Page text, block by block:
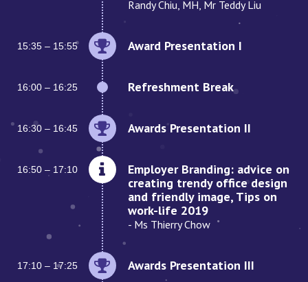
Randy Chiu, MH, Mr Teddy Liu
15:35 – 15:55 Award Presentation I
16:00 – 16:25 Refreshment Break
16:30 – 16:45 Awards Presentation II
16:50 – 17:10
Employer Branding: advice on
creating trendy office design
and friendly image, Tips on
work-life 2019
- Ms Thierry Chow
17:10 – 17:25 Awards Presentation III